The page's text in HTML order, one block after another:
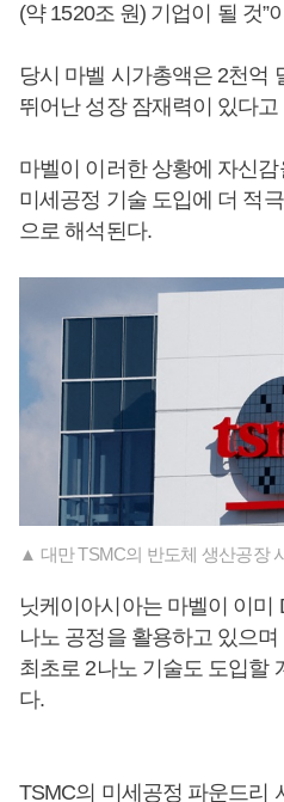
(약 1520조 원) 기업이 될 것”
당시 마벨 시가총액은 2천억
뛰어난 성장 잠재력이 있다
마벨이 이러한 상황에 자신
미세공정 기술 도입에 더 적
으로 해석된다.
▲ 대만 TSMC의 반도체 생산공장
닛케이아시아는 마벨이 이미
나노 공정을 활용하고 있으
최초로 2나노 기술도 도입할
다.
TSMC의 미세공정 파운드리